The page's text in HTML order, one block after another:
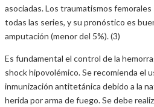
asociadas. Los traumatismos
todas las series, y su pronóstico es
amputación (menor del 5%). (3)
Es fundamental el control de la
shock hipovolémico. Se recomienda el
inmunización antitetánica debido a la
herida por arma de fuego. Se debe